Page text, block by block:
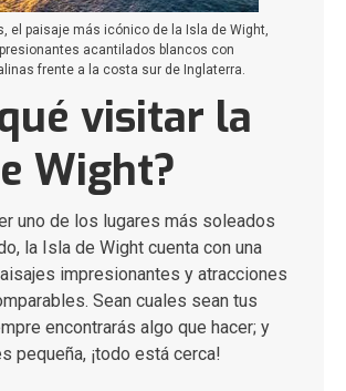
el paisaje más icónico de la Isla de Wight,
acantilados blancos con
frente a la costa sur de Inglaterra.
visitar la
Wight?
uno de los lugares más soleados
la Isla de Wight cuenta con una
impresionantes y atracciones
Sean cuales sean tus
encontrarás algo que hacer; y
pequeña, ¡todo está cerca!